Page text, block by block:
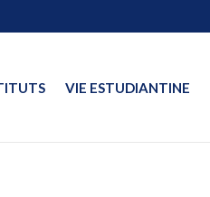
VIE ESTUDIANTINE